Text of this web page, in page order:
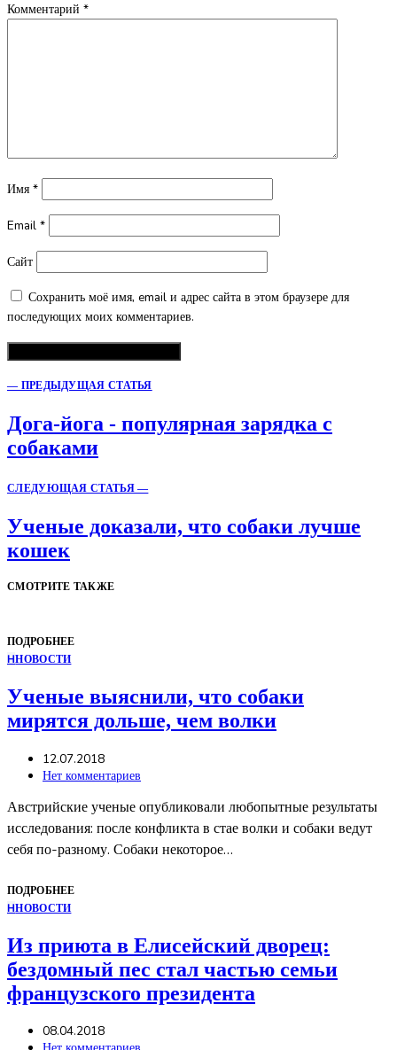
Комментарий *
Имя *
Email *
Сайт
Сохранить моё имя, email и адрес сайта в этом браузере для
последующих моих комментариев.
— ПРЕДЫДУЩАЯ СТАТЬЯ
Дога-йога - популярная зарядка с
собаками
СЛЕДУЮЩАЯ СТАТЬЯ —
Ученые доказали, что собаки лучше
кошек
СМОТРИТЕ ТАКЖЕ
ПОДРОБНЕЕ
ННОВОСТИ
Ученые выяснили, что собаки
мирятся дольше, чем волки
12.07.2018
Нет комментариев
Австрийские ученые опубликовали любопытные результаты
исследования: после конфликта в стае волки и собаки ведут
себя по-разному. Собаки некоторое…
ПОДРОБНЕЕ
ННОВОСТИ
Из приюта в Елисейский дворец:
бездомный пес стал частью семьи
французского президента
08.04.2018